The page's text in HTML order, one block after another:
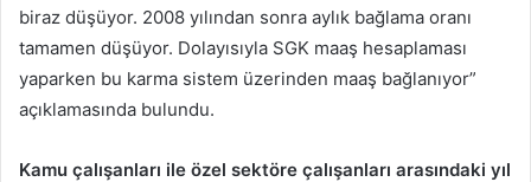
biraz düşüyor. 2008 yılından sonra aylık bağlama oranı
tamamen düşüyor. Dolayısıyla SGK maaş hesaplaması
yaparken bu karma sistem üzerinden maaş bağlanıyor”
açıklamasında bulundu.
Kamu çalışanları ile özel sektöre çalışanları arasındaki yıl